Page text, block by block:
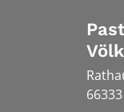
66333